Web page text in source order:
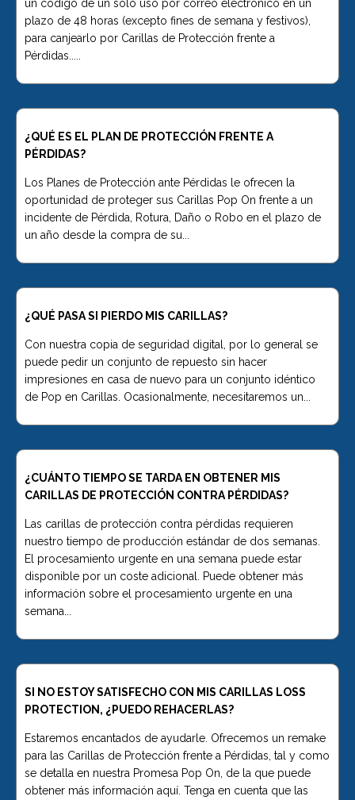
Estuche Pop On Clean &
Go
Pop On Bling
Colmillos Pop On
un código de un solo uso por correo electrónico en un
plazo de 48 horas (excepto fines de semana y festivos),
para canjearlo por Carillas de Protección frente a
Pérdidas.....
¿QUÉ ES EL PLAN DE PROTECCIÓN FRENTE A
PÉRDIDAS?
Los Planes de Protección ante Pérdidas le ofrecen la
oportunidad de proteger sus Carillas Pop On frente a un
incidente de Pérdida, Rotura, Daño o Robo en el plazo de
un año desde la compra de su...
¿QUÉ PASA SI PIERDO MIS CARILLAS?
Con nuestra copia de seguridad digital, por lo general se
puede pedir un conjunto de repuesto sin hacer
impresiones en casa de nuevo para un conjunto idéntico
de Pop en Carillas. Ocasionalmente, necesitaremos un...
¿CUÁNTO TIEMPO SE TARDA EN OBTENER MIS
CARILLAS DE PROTECCIÓN CONTRA PÉRDIDAS?
Las carillas de protección contra pérdidas requieren
nuestro tiempo de producción estándar de dos semanas.
El procesamiento urgente en una semana puede estar
disponible por un coste adicional. Puede obtener más
información sobre el procesamiento urgente en una
semana...
SI NO ESTOY SATISFECHO CON MIS CARILLAS LOSS
PROTECTION, ¿PUEDO REHACERLAS?
Estaremos encantados de ayudarle. Ofrecemos un remake
para las Carillas de Protección frente a Pérdidas, tal y como
se detalla en nuestra Promesa Pop On, de la que puede
obtener más información aquí. Tenga en cuenta que las